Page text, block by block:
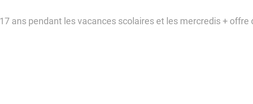
ans pendant les vacances scolaires et les mercredis +